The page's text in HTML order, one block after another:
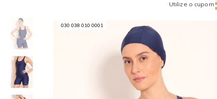
Utilize o cupom
030 038 010 0001